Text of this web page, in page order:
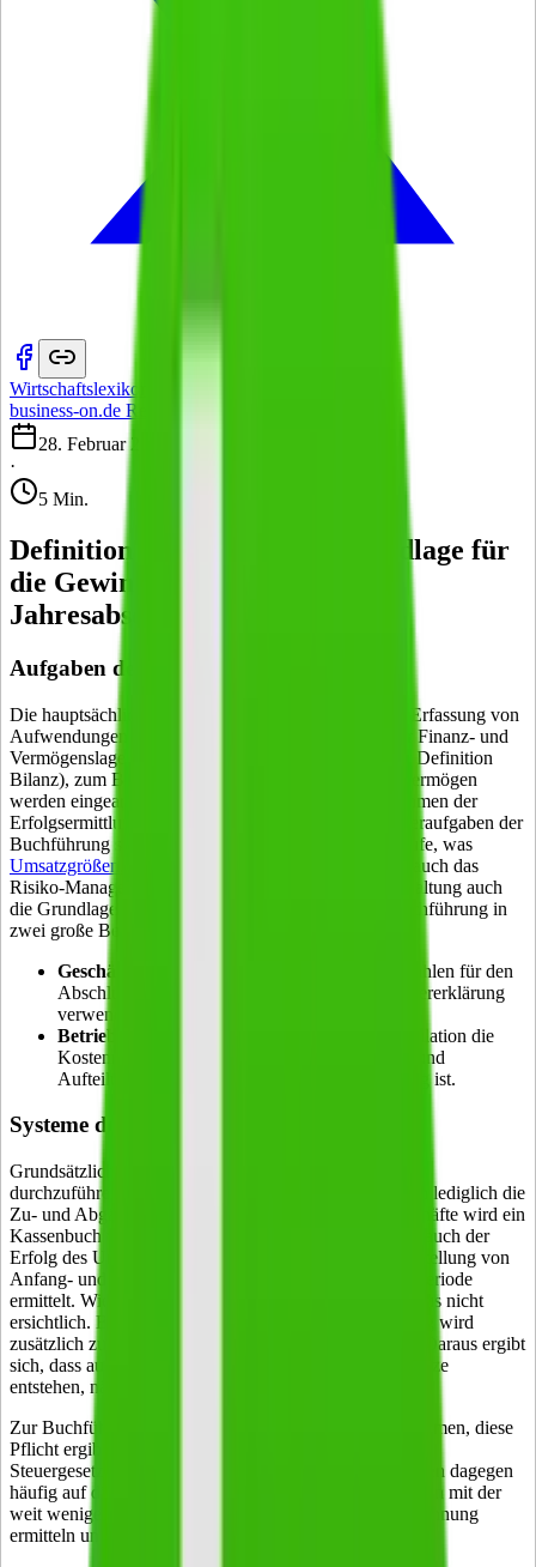
Wirtschaftslexikon
business-on.de Redaktion
28. Februar 2013
·
5 Min.
Definition Buchführung – Grundlage für
die Gewinnermittlung und den
Jahresabschluss
Aufgaben der Buchführung
Die hauptsächliche Aufgabe der Buchführung ist die Erfassung von
Aufwendungen und Erträgen und die Darstellung der Finanz- und
Vermögenslage. Auch Änderungen in der Bilanz (zur Definition
Bilanz), zum Beispiel durch Änderungen im Anlagevermögen
werden eingearbeitet. Insgesamt dienen diese Maßnahmen der
Erfolgsermittlung innerhalb des Unternehmens. Sonderaufgaben der
Buchführung sind die Beobachtung der inneren Abläufe, was
Umsatzgrößen
, Kapital- und Schuldverhältnisse oder auch das
Risiko-Management angeht. Schließlich ist die Buchhaltung auch
die Grundlage der Besteuerung. Gegliedert ist die Buchführung in
zwei große Bereiche nämlich die
Geschäfts- und Bilanzbuchhaltung
, die die Zahlen für den
Abschluss liefert und für die Erstellung der Steuererklärung
verwendet wird.
Betriebsbuchhaltung
, die zusammen mit Kalkulation die
Kostenrechnung umfasst und für die Erfassung und
Aufteilung von Kosten und Leistungen zuständig ist.
Systeme der Buchführung
Grundsätzlich gibt es zwei Systeme, die Buchführung
durchzuführen. Bei der einfachen Buchführung werden lediglich die
Zu- und Abgänge chronologisch gebucht. Für Bargeschäfte wird ein
Kassenbuch verwendet. Der geschäftliche Verlauf und auch der
Erfolg des Unternehmens werden über die Gegenüberstellung von
Anfang- und Endvermögen innerhalb einer Abschlussperiode
ermittelt. Wie diese Werte zustande kommen, wird daraus nicht
ersichtlich. Bei der sogenannten doppelten Buchführung wird
zusätzlich zur Bilanz eine Erfolgsrechnung aufgestellt. Daraus ergibt
sich, dass aus jedem Geschäftsvorfall zwei Buchungssätze
entstehen, nämlich eine Soll- und eine Habenbuchung.
Zur Buchführung verpflichtet sind die meisten Unternehmen, diese
Pflicht ergibt sich aus dem Handelsgesetzbuch und der
Steuergesetzgebung. Freiberufler nach § 18 EStG können dagegen
häufig auf die Buchführung verzichten und ihren Gewinn mit der
weit weniger aufwendigen Einnahmen-Überschuss-Rechnung
ermitteln und nachweisen.